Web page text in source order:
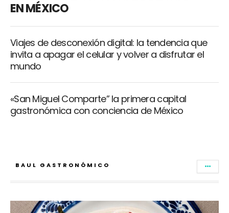
EN MÉXICO
Viajes de desconexión digital: la tendencia que
invita a apagar el celular y volver a disfrutar el
mundo
«San Miguel Comparte” la primera capital
gastronómica con conciencia de México
BAUL GASTRONÓMICO